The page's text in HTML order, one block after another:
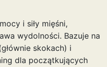
i siły mięśni,
wydolności. Bazuje na
skokach) i
dla początkujących